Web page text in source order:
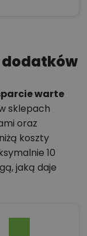
dodatków
warte
sklepach
oraz
koszty
10
jaką daje